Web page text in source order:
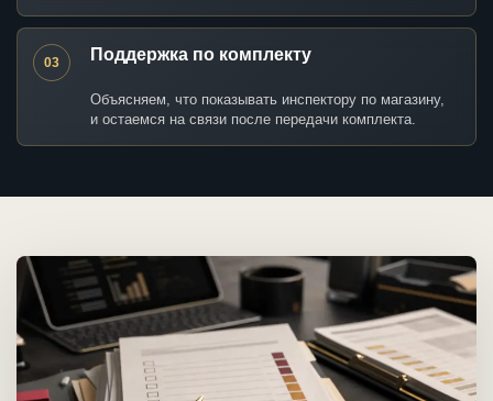
03 Поддержка по комплекту
Объясняем, что показывать инспектору по магазину,
и остаемся на связи после передачи комплекта.